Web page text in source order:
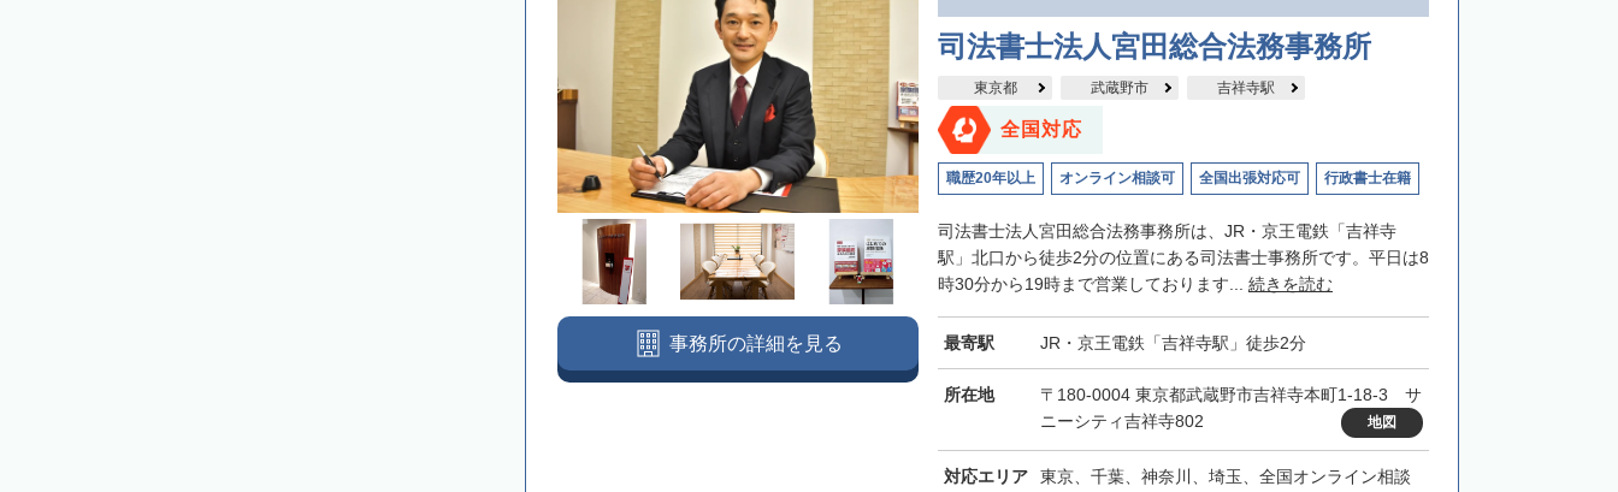
司法書士法人宮田総合法務事務所
東京都 武蔵野市 吉祥寺駅
全国対応
職歴20年以上 オンライン相談可 全国出張対応可 行政書士在籍
司法書士法人宮田総合法務事務所は、JR・京王電鉄「吉祥寺
駅」北口から徒歩2分の位置にある司法書士事務所です。平日は8
時30分から19時まで営業しております... 続きを読む
最寄駅 JR・京王電鉄「吉祥寺駅」徒歩2分
所在地
〒180-0004 東京都武蔵野市吉祥寺本町1-18-3 サ
ニーシティ吉祥寺802
地図
対応エリア
東京、千葉、神奈川、埼玉、全国オンライン相談
事務所の詳細を見る